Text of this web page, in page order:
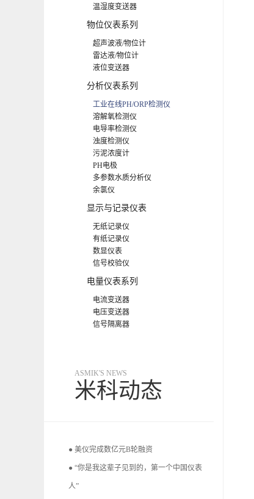
温湿度变送器
物位仪表系列
超声波液/物位计
雷达液/物位计
液位变送器
分析仪表系列
工业在线PH/ORP检测仪
溶解氧检测仪
电导率检测仪
浊度检测仪
污泥浓度计
PH电极
多参数水质分析仪
余氯仪
显示与记录仪表
无纸记录仪
有纸记录仪
数显仪表
信号校验仪
电量仪表系列
电流变送器
电压变送器
信号隔离器
ASMIK'S NEWS
米科动态
● 美仪完成数亿元B轮融资
● “你是我这辈子见到的，第一个中国仪表
人”